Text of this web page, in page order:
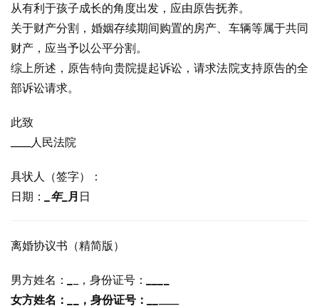
从有利于孩子成长的角度出发，应由原告抚养。
关于财产分割，婚姻存续期间购置的房产、车辆等属于共同
财产，应当予以公平分割。
综上所述，原告特向贵院提起诉讼，请求法院支持原告的全
部诉讼请求。
此致
____人民法院
具状人（签字）：
日期：
_年_月 日
离婚协议书（精简版）
男方姓名： _，身份证号：
女方姓名：
_，身份证号：